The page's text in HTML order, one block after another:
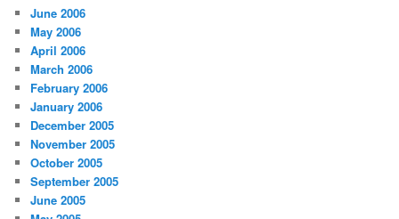
June 2006
May 2006
April 2006
March 2006
February 2006
January 2006
December 2005
November 2005
October 2005
September 2005
June 2005